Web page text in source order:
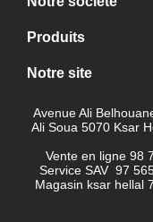
Produits
Notre site
Avenue Ali
Ali Soua 5070 Ksar
Vente en ligne 98
Service SAV 97
Magasin ksar hellal